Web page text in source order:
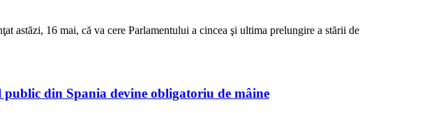
astăzi, 16 mai, că va cere Parlamentului a cincea şi ultima prelungire a stării de
din Spania devine obligatoriu de mâine